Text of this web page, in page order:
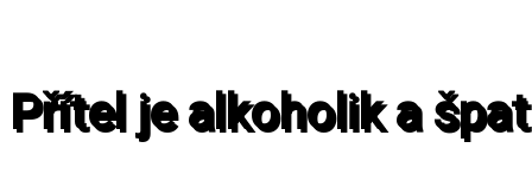
Přítel je alkoholik a